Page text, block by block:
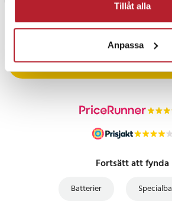
Tillåt alla
Anpassa
PRISGARANTI
UTFÖRSÄLJNING
Fortsätt att fynda
Batterier